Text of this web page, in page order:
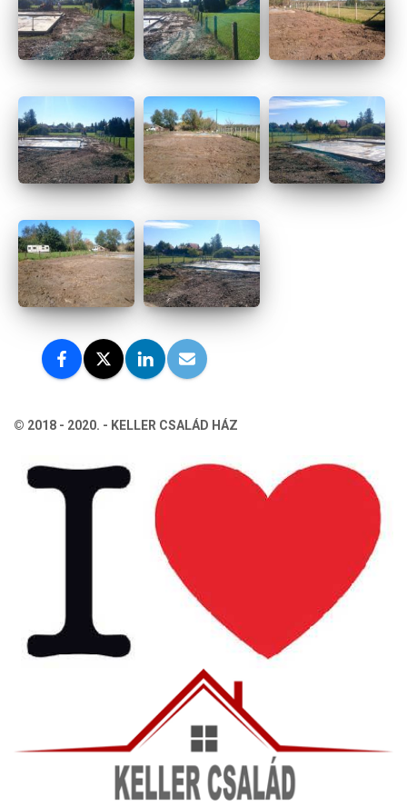
© 2018 - 2020. - KELLER CSALÁD HÁZ